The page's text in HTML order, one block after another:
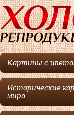
Картины с
Исторические
мира